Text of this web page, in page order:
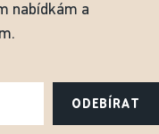
nabídkám a
ODEBÍRAT